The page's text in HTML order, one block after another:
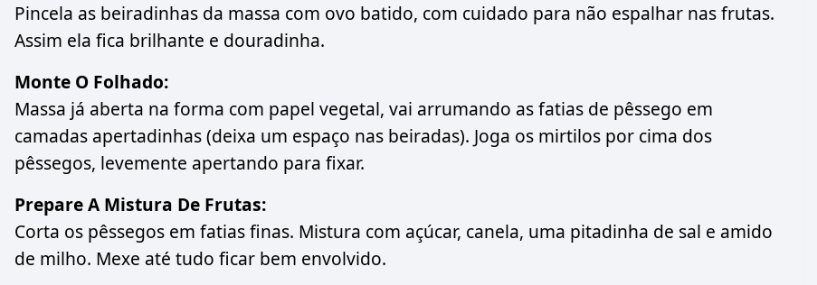
Pincela as beiradinhas da massa com ovo batido, com cuidado para não espalhar nas frutas.
Assim ela fica brilhante e douradinha.
Monte O Folhado:
Massa já aberta na forma com papel vegetal, vai arrumando as fatias de pêssego em
camadas apertadinhas (deixa um espaço nas beiradas). Joga os mirtilos por cima dos
pêssegos, levemente apertando para fixar.
Prepare A Mistura De Frutas:
Corta os pêssegos em fatias finas. Mistura com açúcar, canela, uma pitadinha de sal e amido
de milho. Mexe até tudo ficar bem envolvido.